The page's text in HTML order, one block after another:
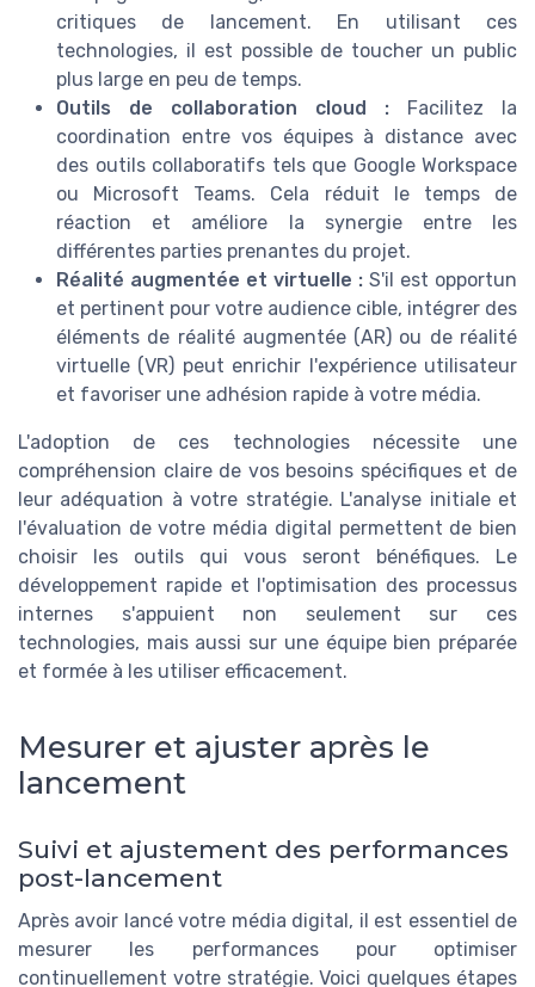
critiques de lancement. En utilisant ces
technologies, il est possible de toucher un public
plus large en peu de temps.
Outils de collaboration cloud : Facilitez la
coordination entre vos équipes à distance avec
des outils collaboratifs tels que Google Workspace
ou Microsoft Teams. Cela réduit le temps de
réaction et améliore la synergie entre les
différentes parties prenantes du projet.
Réalité augmentée et virtuelle : S'il est opportun
et pertinent pour votre audience cible, intégrer des
éléments de réalité augmentée (AR) ou de réalité
virtuelle (VR) peut enrichir l'expérience utilisateur
et favoriser une adhésion rapide à votre média.
L'adoption de ces technologies nécessite une
compréhension claire de vos besoins spécifiques et de
leur adéquation à votre stratégie. L'analyse initiale et
l'évaluation de votre média digital permettent de bien
choisir les outils qui vous seront bénéfiques. Le
développement rapide et l'optimisation des processus
internes s'appuient non seulement sur ces
technologies, mais aussi sur une équipe bien préparée
et formée à les utiliser efficacement.
Mesurer et ajuster après le
lancement
Suivi et ajustement des performances
post-lancement
Après avoir lancé votre média digital, il est essentiel de
mesurer les performances pour optimiser
continuellement votre stratégie. Voici quelques étapes